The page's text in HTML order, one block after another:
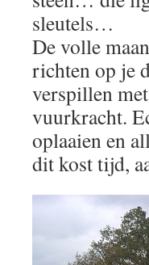
sleutels…
De volle
richten op je
verspillen
vuurkracht.
oplaaien en
dit kost tijd,